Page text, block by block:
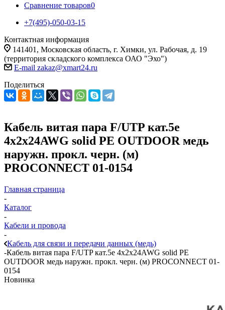
Сравнение товаров0
+7(495)-050-03-15
Контактная информация
141401, Московская область, г. Химки, ул. Рабочая, д. 19
(территория складского комплекса ОАО "Эхо")
E-mail zakaz@xmart24.ru
Поделиться
Кабель витая пара F/UTP кат.5e
4х2х24AWG solid PE OUTDOOR медь
наружн. прокл. черн. (м)
PROCONNECT 01-0154
Главная страница
-
Каталог
-
Кабели и провода
-
Кабель для связи и передачи данных (медь)
-Кабель витая пара F/UTP кат.5e 4х2х24AWG solid PE
OUTDOOR медь наружн. прокл. черн. (м) PROCONNECT 01-
0154
Новинка